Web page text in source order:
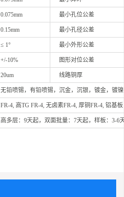
0.075mm 最小孔位公差
0.15mm 最小孔径公差
≤ 1° 最小外形公差
+/-10% 图形对位公差
20um 线路铜厚
无铅喷锡，有铅喷锡，沉金，沉银，镀金，镀
FR-4, 高TG FR-4, 无卤素FR-4, 厚铜FR-4, 铝基板
高多层：9天起，双面批量：7天起，样板：3-6